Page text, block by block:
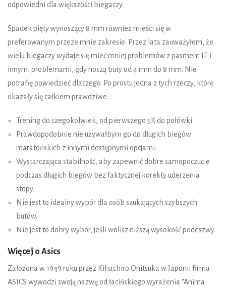
odpowiedni dla większości biegaczy.
Spadek pięty wynoszący 8 mm również mieści się w
preferowanym przeze mnie zakresie. Przez lata zauważyłem, że
wielu biegaczy wydaje się mieć mniej problemów z pasmem IT i
innymi problemami, gdy noszą buty od 4 mm do 8 mm. Nie
potrafię powiedzieć dlaczego. Po prostu jedna z tych rzeczy, które
okazały się całkiem prawdziwe.
Trening do czegokolwiek, od pierwszego 5K do połówki
Prawdopodobnie nie używałbym go do długich biegów
maratońskich z innymi dostępnymi opcjami.
Wystarczająca stabilność, aby zapewnić dobre samopoczucie
podczas długich biegów bez faktycznej korekty uderzenia
stopy.
Nie jest to idealny wybór dla osób szukających szybszych
butów.
Nie jest to dobry wybór, jeśli wolisz niższą wysokość podeszwy
Więcej o Asics
Założona w 1949 roku przez Kihachiro Onitsuka w Japonii firma
ASICS wywodzi swoją nazwę od łacińskiego wyrażenia "Anima